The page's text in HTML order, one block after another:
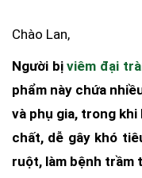
Chào Lan,
Người bịviêm đại
phẩm này chứa
và phụ gia, trong
chất, dễ gây khó
ruột, làm bệnh trầm